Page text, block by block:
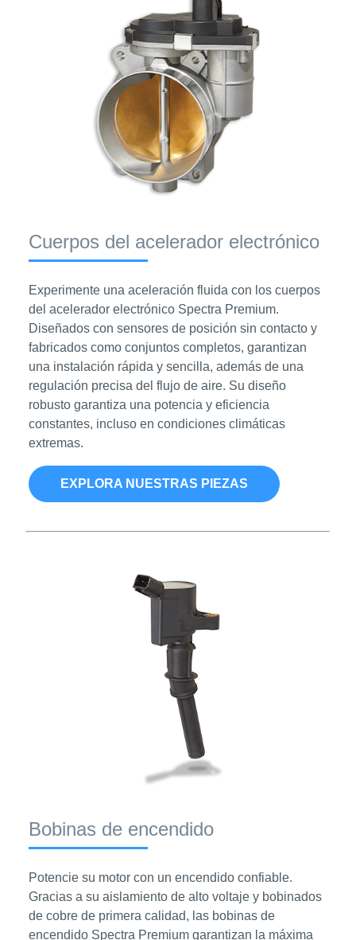
Cuerpos del acelerador electrónico
Experimente una aceleración fluida con los cuerpos
del acelerador electrónico Spectra Premium.
Diseñados con sensores de posición sin contacto y
fabricados como conjuntos completos, garantizan
una instalación rápida y sencilla, además de una
regulación precisa del flujo de aire. Su diseño
robusto garantiza una potencia y eficiencia
constantes, incluso en condiciones climáticas
extremas.
EXPLORA NUESTRAS PIEZAS
Bobinas de encendido
Potencie su motor con un encendido confiable.
Gracias a su aislamiento de alto voltaje y bobinados
de cobre de primera calidad, las bobinas de
encendido Spectra Premium garantizan la máxima